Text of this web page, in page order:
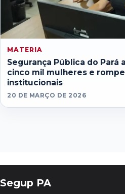
MATERIA
Segurança Pública do Pará
cinco mil mulheres e
institucionais
20 DE MARÇO DE 2026
Segup PA